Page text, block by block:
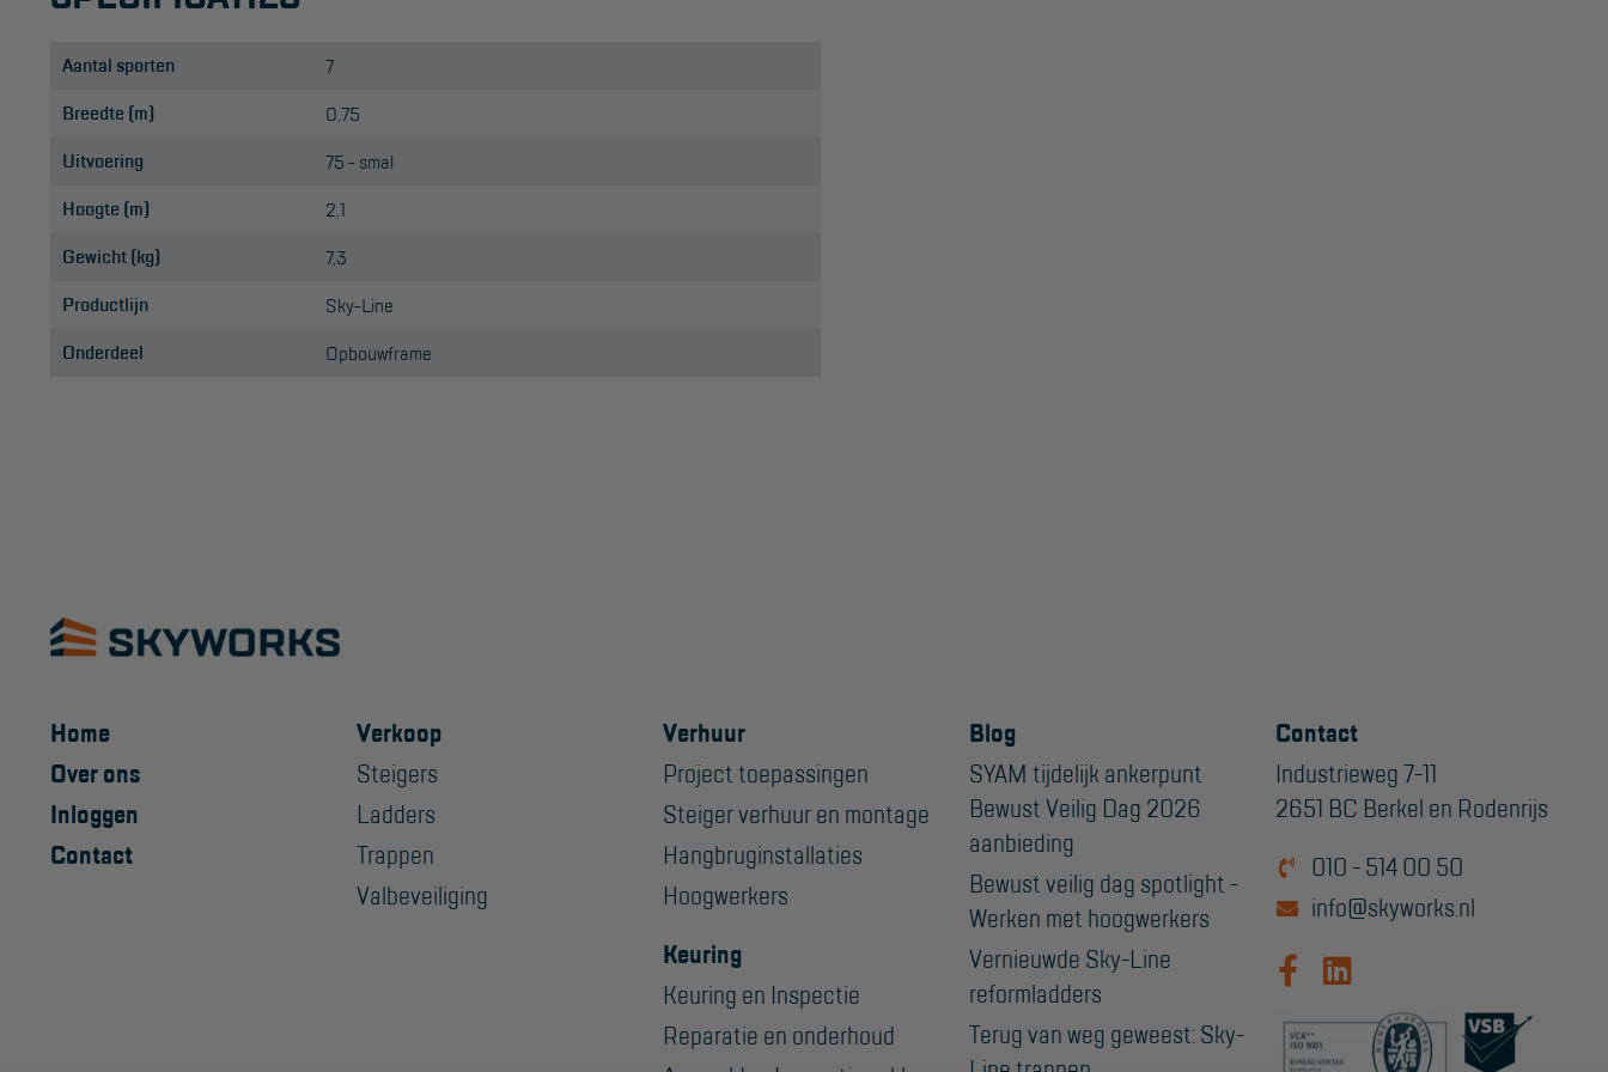
Aantal sporten 7
Breedte (m) 0,75
Uitvoering 75 - smal
Hoogte (m) 2,1
Gewicht (kg) 7,3
Productlijn Sky-Line
Onderdeel Opbouwframe
Home
Over ons
Inloggen
Contact
Verkoop
Steigers
Ladders
Trappen
Valbeveiliging
Verhuur
Project toepassingen
Steiger verhuur en montage
Hangbruginstallaties
Hoogwerkers
Keuring
Keuring en Inspectie
Reparatie en onderhoud
Blog
SYAM tijdelijk ankerpunt
Bewust Veilig Dag 2026
aanbieding
Bewust veilig dag spotlight -
Werken met hoogwerkers
Vernieuwde Sky-Line
reformladders
Terug van weg geweest: Sky-
Contact
Industrieweg 7-11
2651 BC Berkel en Rodenrijs
010 - 514 00 50
info@skyworks.nl